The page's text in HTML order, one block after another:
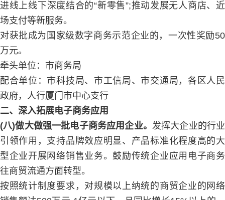
进线上线下深度结合的“新零售”;推动发展无人商店、近
场支付等新服务。
对获批成为国家级数字商务示范企业的，一次性奖励50
万元。
牵头单位：市商务局
配合单位：市科技局、市工信局、市交通局，各区人民
政府，人行厦门市中心支行
二、深入拓展电子商务应用
(八)做大做强一批电子商务应用企业。 发挥大企业的行业
引领作用，支持品牌效应明显、产品标准化程度高的大
型企业开展网络销售业务。鼓励传统企业应用电子商务
往商贸流通方面转型。
按照统计制度要求，对规模以上纳统的商贸企业的网络